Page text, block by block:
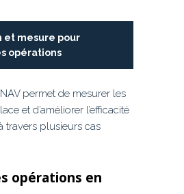
et mesure pour
opérations
permet de mesurer les
et d’améliorer l’efficacité
travers plusieurs cas
opérations en